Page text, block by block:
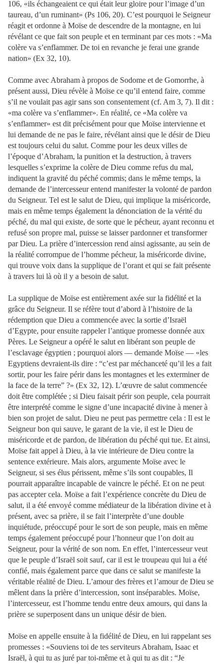
106, «ils échangeaient ce qui était leur gloire pour l’image d’un
taureau, d’un ruminant» (Ps 106, 20). C’est pourquoi le Seigneur
réagit et ordonne à Moïse de descendre de la montagne, en lui
révélant ce que fait son peuple et en terminant par ces mots : «Ma
colère va s’enflammer. De toi en revanche je ferai une grande
nation» (Ex 32, 10).
Comme avec Abraham à propos de Sodome et de Gomorrhe, à
présent aussi, Dieu révèle à Moïse ce qu’il entend faire, comme
s’il ne voulait pas agir sans son consentement (cf. Am 3, 7). Il dit :
«ma colère va s’enflammer». En réalité, ce «Ma colère va
s’enflammer» est dit précisément pour que Moïse intervienne et
lui demande de ne pas le faire, révélant ainsi que le désir de Dieu
est toujours celui du salut. Comme pour les deux villes de
l’époque d’Abraham, la punition et la destruction, à travers
lesquelles s’exprime la colère de Dieu comme refus du mal,
indiquent la gravité du péché commis; dans le même temps, la
demande de l’intercesseur entend manifester la volonté de pardon
du Seigneur. Tel est le salut de Dieu, qui implique la miséricorde,
mais en même temps également la dénonciation de la vérité du
péché, du mal qui existe, de sorte que le pécheur, ayant reconnu et
refusé son propre mal, puisse se laisser pardonner et transformer
par Dieu. La prière d’intercession rend ainsi agissante, au sein de
la réalité corrompue de l’homme pécheur, la miséricorde divine,
qui trouve voix dans la supplique de l’orant et qui se fait présente
à travers lui là où il y a besoin de salut.
La supplique de Moïse est entièrement axée sur la fidélité et la
grâce du Seigneur. Il se réfère tout d’abord à l’histoire de la
rédemption que Dieu a commencée avec la sortie d’Israël
d’Egypte, pour ensuite rappeler l’antique promesse donnée aux
Pères. Le Seigneur a opéré le salut en libérant son peuple de
l’esclavage égyptien ; pourquoi alors — demande Moïse — «les
Egyptiens devraient-ils dire : “c’est par méchanceté qu’il les a fait
sortir, pour les faire périr dans les montagnes et les exterminer de
la face de la terre” ?» (Ex 32, 12). L’œuvre de salut commencée
doit être complétée ; si Dieu faisait périr son peuple, cela pourrait
être interprété comme le signe d’une incapacité divine à mener à
bien son projet de salut. Dieu ne peut pas permettre cela : Il est le
Seigneur bon qui sauve, le garant de la vie, il est le Dieu de
miséricorde et de pardon, de libération du péché qui tue. Et ainsi,
Moïse fait appel à Dieu, à la vie intérieure de Dieu contre la
sentence extérieure. Mais alors, argumente Moïse avec le
Seigneur, si ses élus périssent, même s’ils sont coupables, Il
pourrait apparaître incapable de vaincre le péché. Et on ne peut
pas accepter cela. Moïse a fait l’expérience concrète du Dieu de
salut, il a été envoyé comme médiateur de la libération divine et à
présent, avec sa prière, il se fait l’interprète d’une double
inquiétude, préoccupé pour le sort de son peuple, mais en même
temps également préoccupé pour l’honneur que l’on doit au
Seigneur, pour la vérité de son nom. En effet, l’intercesseur veut
que le peuple d’Israël soit sauf, car il est le troupeau qui lui a été
confié, mais également parce que dans ce salut se manifeste la
véritable réalité de Dieu. L’amour des frères et l’amour de Dieu se
mêlent dans la prière d’intercession, sont inséparables. Moïse,
l’intercesseur, est l’homme tendu entre deux amours, qui dans la
prière se superposent dans un unique désir de bien.
Moïse en appelle ensuite à la fidélité de Dieu, en lui rappelant ses
promesses : «Souviens toi de tes serviteurs Abraham, Isaac et
Israël, à qui tu as juré par toi-même et à qui tu as dit : “Je